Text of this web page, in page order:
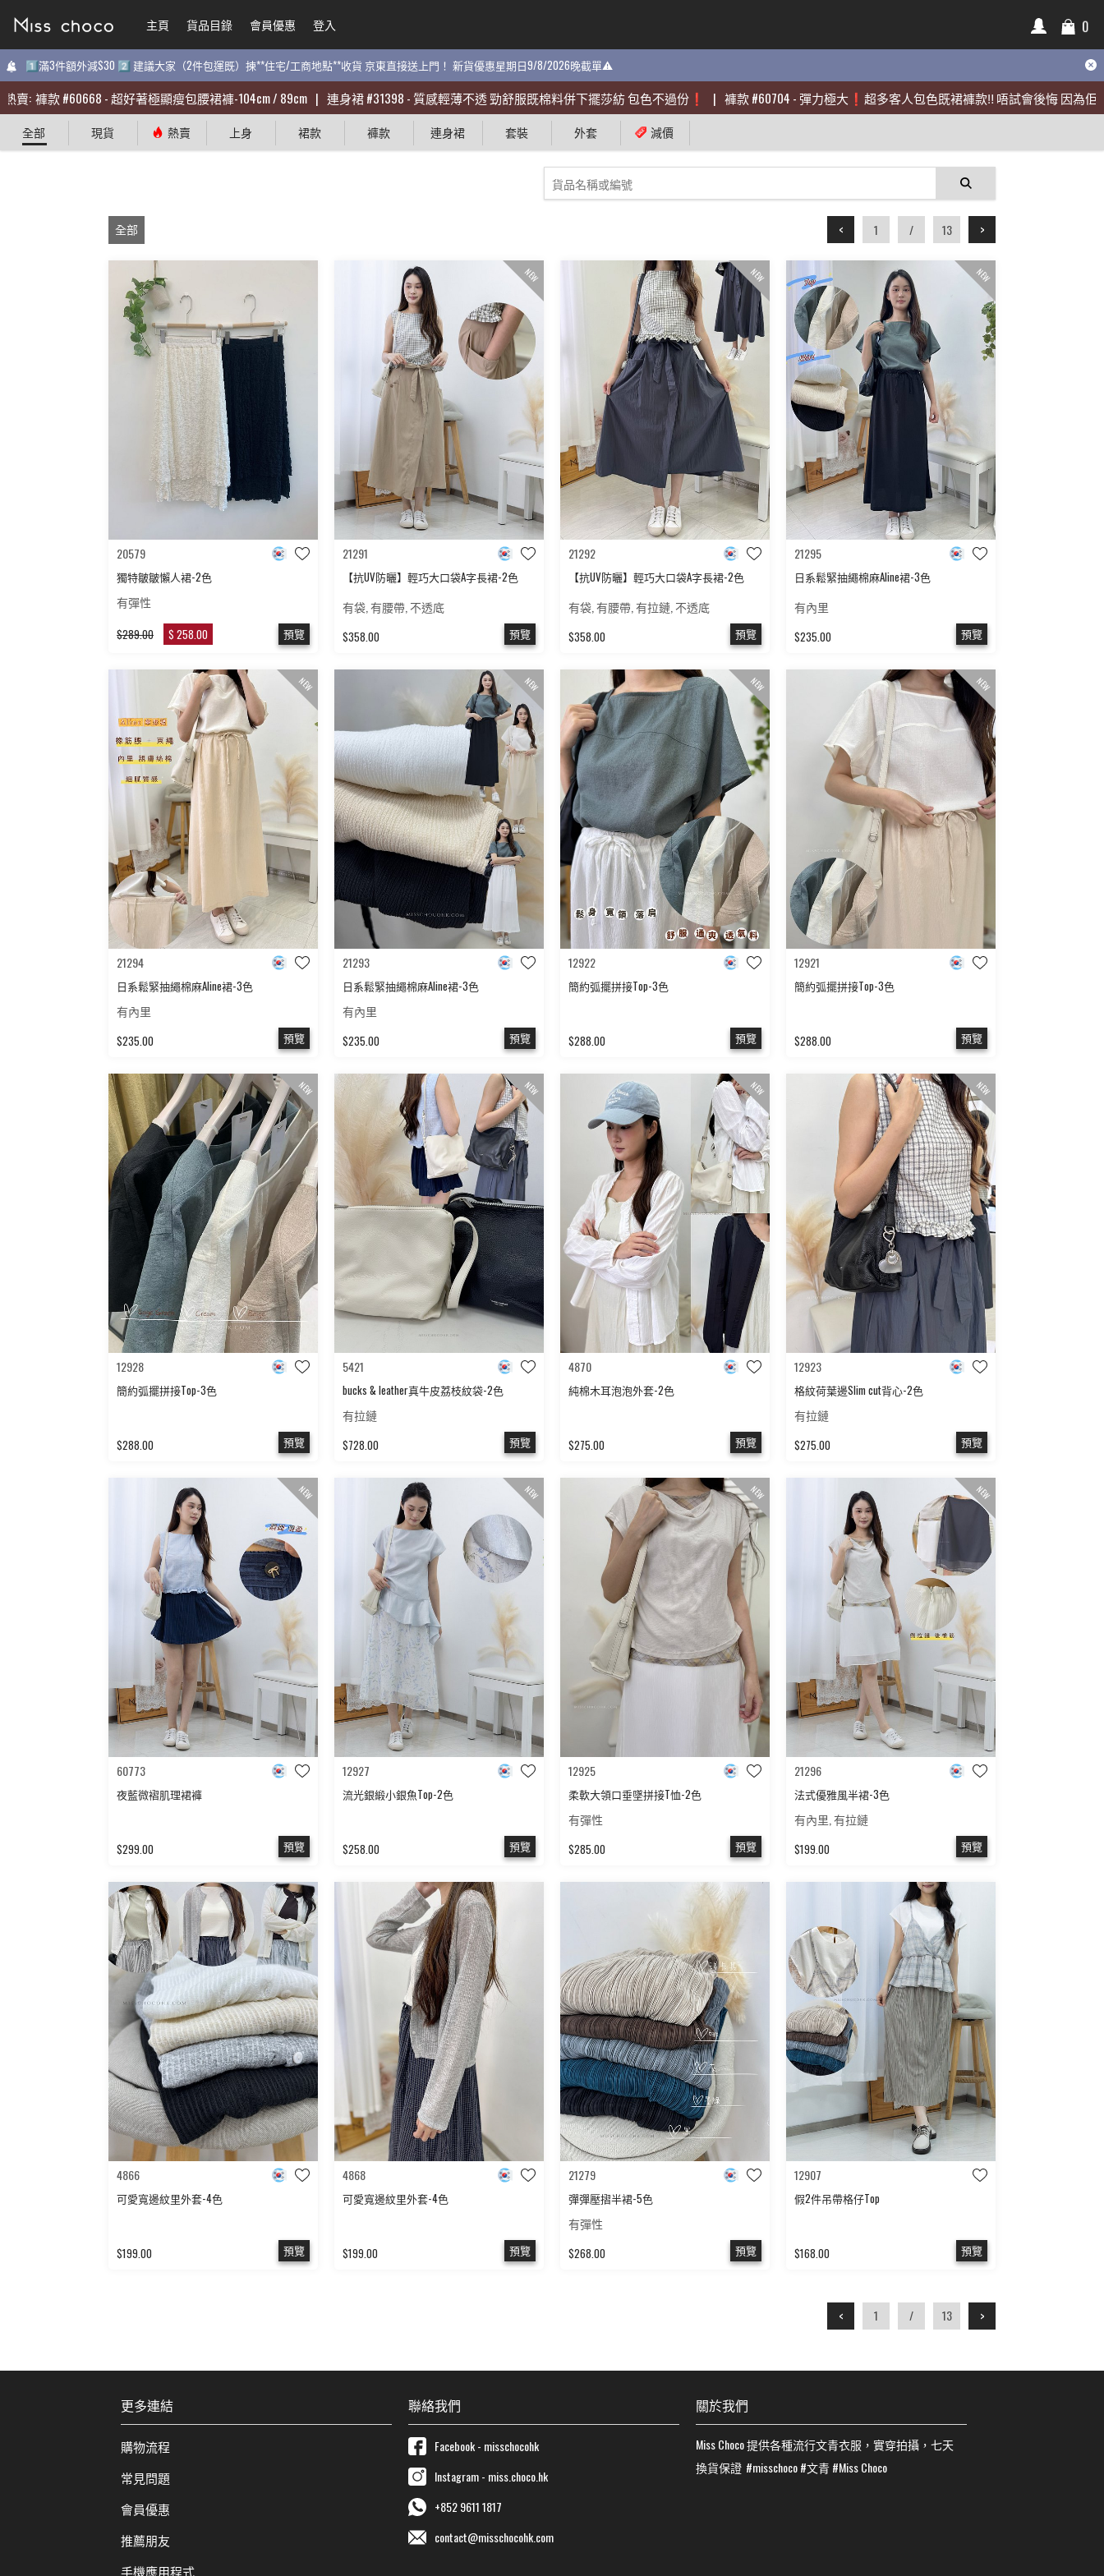
主頁 貨品目錄 會員優惠 登入 0
1️⃣滿3件額外減$30 2️⃣ 建議大家（2件包運既）揀**住宅/工商地點**收貨 京東直接送上門！ 新貨優惠星期日9/8/2026晚截單⚠️
褲款#60668-超好著極顯瘦包腰裙褲-104cm / 89cm | 連身裙#31398-質感輕薄不透 勁舒服既棉料併下擺莎紡 包色不過份❗️ 褲款#60704-彈力極大❗️超多客人包色既裙褲款‼️ 唔試會後悔 因為佢真係
主頁 貨品目錄 會員優惠 登入 0
1️⃣滿3件額外減$30 2️⃣ 建議大家（2件包運既）揀**住宅/工商地點**收貨 京東直接送上門！ 新貨優惠星期日9/8/2026晚截單⚠️
褲款#60668-超好著極顯瘦包腰裙褲-104cm / 89cm | 連身裙#31398-質感輕薄不透 勁舒服既棉料併下擺莎紡 包色不過份❗️ 褲款#60704-彈力極大❗️超多客人包色既裙褲款‼️ 唔試會後悔 因為佢真係
全部 現貨 熱賣 上身 裙款 褲款 連身裙 套裝 外套 減價
全部 < 1 / 13 >
20579
獨特皺皺懶人裙-2色
有彈性
$289.00 $ 258.00 預覽
NEW
21291
【抗UV防曬】輕巧大口袋A字長裙-2色
有袋, 有腰帶, 不透底
$358.00 預覽
NEW
21292
【抗UV防曬】輕巧大口袋A字長裙-2色
有袋, 有腰帶, 有拉鏈, 不透底
$358.00 預覽
NEW
21295
日系鬆緊抽繩棉麻Aline裙-3色
有內里
$235.00 預覽
NEW
21294
日系鬆緊抽繩棉麻Aline裙-3色
有內里
$235.00 預覽
NEW
21293
日系鬆緊抽繩棉麻Aline裙-3色
有內里
$235.00 預覽
NEW
12922
簡約弧擺拼接Top-3色
$288.00 預覽
NEW
12921
簡約弧擺拼接Top-3色
$288.00 預覽
NEW
12928
簡約弧擺拼接Top-3色
$288.00 預覽
NEW
5421
bucks & leather真牛皮荔枝紋袋-2色
有拉鏈
$728.00 預覽
NEW
4870
純棉木耳泡泡外套-2色
$275.00 預覽
NEW
12923
格紋荷葉邊Slim cut背心-2色
有拉鏈
$275.00 預覽
NEW
60773
夜藍微褶肌理裙褲
$299.00 預覽
NEW
12927
流光銀緞小銀魚Top-2色
$258.00 預覽
NEW
12925
柔軟大領口垂墜拼接T恤-2色
有彈性
$285.00 預覽
NEW
21296
法式優雅風半裙-3色
有內里, 有拉鏈
$199.00 預覽
4866
可愛寬邊紋里外套-4色
$199.00 預覽
4868
可愛寬邊紋里外套-4色
$199.00 預覽
21279
彈彈壓摺半裙-5色
有彈性
$268.00 預覽
12907
假2件吊帶格仔Top
$168.00 預覽
< 1 / 13 >
更多連結
購物流程
常見問題
會員優惠
推薦朋友
手機應用程式
聯絡我們
Facebook - misschocohk
Instagram - miss.choco.hk
+852 9611 1817
contact@misschocohk.com
關於我們
Miss Choco提供各種流行文青衣服，實穿拍攝，七天
換貨保證 #misschoco#文青#Miss Choco